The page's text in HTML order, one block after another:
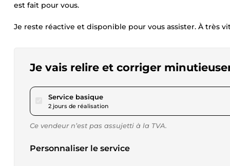
est fait pour vous.
Je reste réactive et disponible pour vous assister. À très
Je vais relire et corriger
Service basiquepour 17,29 $US
2 jours de réalisation
Ce vendeur n’est pas assujetti à la TVA.
Personnaliser le service